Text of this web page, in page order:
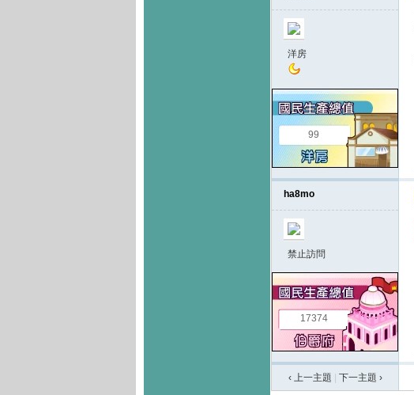
洋房
99
ha8mo
禁止訪問
17374
‹ 上一主題
下一主題 ›